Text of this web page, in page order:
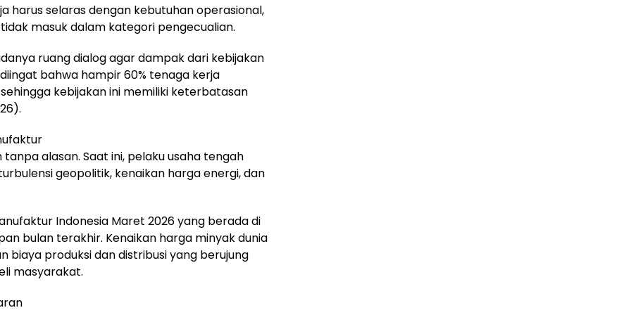
harus selaras dengan kebutuhan operasional,
masuk dalam kategori pengecualian.
ruang dialog agar dampak dari kebijakan
bahwa hampir 60% tenaga kerja
kebijakan ini memiliki keterbatasan
alasan. Saat ini, pelaku usaha tengah
geopolitik, kenaikan harga energi, dan
Indonesia Maret 2026 yang berada di
bulan terakhir. Kenaikan harga minyak dunia
biaya produksi dan distribusi yang berujung
masyarakat.